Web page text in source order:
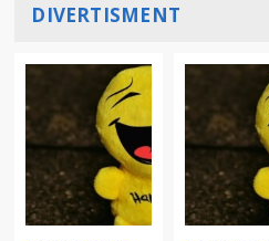
DIVERTISMENT